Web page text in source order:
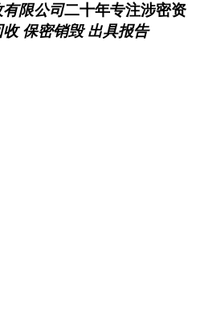
限公司二十年专注涉密资
收 保密销毁 出具报告